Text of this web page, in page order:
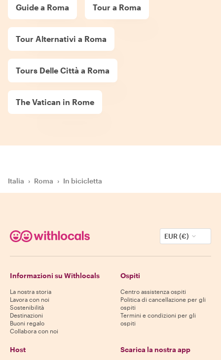
Guide a Roma Tour a Roma
Tour Alternativi a Roma
Tours Delle Città a Roma
The Vatican in Rome
Italia › Roma › In bicicletta
EUR (€)
Informazioni su Withlocals
La nostra storia
Lavora con noi
Sostenibilità
Destinazioni
Buoni regalo
Collabora con noi
Ospiti
Centro assistenza ospiti
Politica di cancellazione per gli
ospiti
Termini e condizioni per gli
ospiti
Host Scarica la nostra app